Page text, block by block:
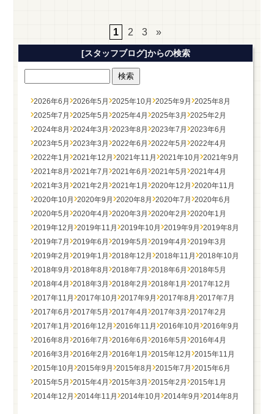
1 2 3 »
[スタッフブログ]からの検索
2026年6月 2026年5月 2025年10月 2025年9月 2025年8月
2025年7月 2025年5月 2025年4月 2025年3月 2025年2月
2024年8月 2024年3月 2023年8月 2023年7月 2023年6月
2023年5月 2023年3月 2022年6月 2022年5月 2022年4月
2022年1月 2021年12月 2021年11月 2021年10月 2021年9月
2021年8月 2021年7月 2021年6月 2021年5月 2021年4月
2021年3月 2021年2月 2021年1月 2020年12月 2020年11月
2020年10月 2020年9月 2020年8月 2020年7月 2020年6月
2020年5月 2020年4月 2020年3月 2020年2月 2020年1月
2019年12月 2019年11月 2019年10月 2019年9月 2019年8月
2019年7月 2019年6月 2019年5月 2019年4月 2019年3月
2019年2月 2019年1月 2018年12月 2018年11月 2018年10月
2018年9月 2018年8月 2018年7月 2018年6月 2018年5月
2018年4月 2018年3月 2018年2月 2018年1月 2017年12月
2017年11月 2017年10月 2017年9月 2017年8月 2017年7月
2017年6月 2017年5月 2017年4月 2017年3月 2017年2月
2017年1月 2016年12月 2016年11月 2016年10月 2016年9月
2016年8月 2016年7月 2016年6月 2016年5月 2016年4月
2016年3月 2016年2月 2016年1月 2015年12月 2015年11月
2015年10月 2015年9月 2015年8月 2015年7月 2015年6月
2015年5月 2015年4月 2015年3月 2015年2月 2015年1月
2014年12月 2014年11月 2014年10月 2014年9月 2014年8月